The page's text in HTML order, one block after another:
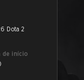
Dota 2
de início